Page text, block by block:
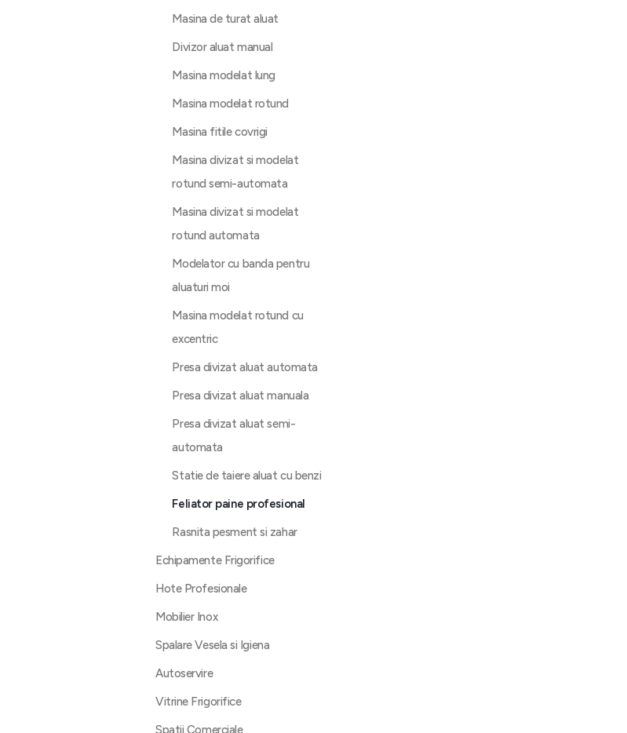
Masina de turat aluat
Divizor aluat manual
Masina modelat lung
Masina modelat rotund
Masina fitile covrigi
Masina divizat si modelat
rotund semi-automata
Masina divizat si modelat
rotund automata
Modelator cu banda pentru
aluaturi moi
Masina modelat rotund cu
excentric
Presa divizat aluat automata
Presa divizat aluat manuala
Presa divizat aluat semi-
automata
Statie de taiere aluat cu benzi
Feliator paine profesional
Rasnita pesment si zahar
Echipamente Frigorifice
Hote Profesionale
Mobilier Inox
Spalare Vesela si Igiena
Autoservire
Vitrine Frigorifice
Spatii Comerciale